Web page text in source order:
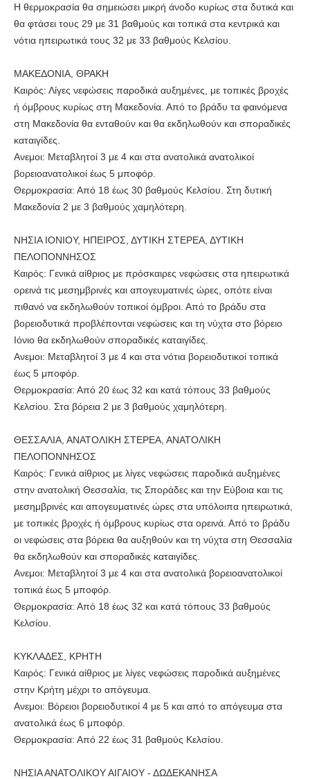
Η θερμοκρασία θα σημειώσει μικρή άνοδο κυρίως στα δυτικά και
θα φτάσει τους 29 με 31 βαθμούς και τοπικά στα κεντρικά και
νότια ηπειρωτικά τους 32 με 33 βαθμούς Κελσίου.
ΜΑΚΕΔΟΝΙΑ, ΘΡΑΚΗ
Καιρός: Λίγες νεφώσεις παροδικά αυξημένες, με τοπικές βροχές
ή όμβρους κυρίως στη Μακεδονία. Από το βράδυ τα φαινόμενα
στη Μακεδονία θα ενταθούν και θα εκδηλωθούν και σποραδικές
καταιγίδες.
Ανεμοι: Μεταβλητοί 3 με 4 και στα ανατολικά ανατολικοί
βορειοανατολικοί έως 5 μποφόρ.
Θερμοκρασία: Από 18 έως 30 βαθμούς Κελσίου. Στη δυτική
Μακεδονία 2 με 3 βαθμούς χαμηλότερη.
ΝΗΣΙΑ ΙΟΝΙΟΥ, ΗΠΕΙΡΟΣ, ΔΥΤΙΚΗ ΣΤΕΡΕΑ, ΔΥΤΙΚΗ
ΠΕΛΟΠΟΝΝΗΣΟΣ
Καιρός: Γενικά αίθριος με πρόσκαιρες νεφώσεις στα ηπειρωτικά
ορεινά τις μεσημβρινές και απογευματινές ώρες, οπότε είναι
πιθανό να εκδηλωθούν τοπικοί όμβροι. Από το βράδυ στα
βορειοδυτικά προβλέπονται νεφώσεις και τη νύχτα στο βόρειο
Ιόνιο θα εκδηλωθούν σποραδικές καταιγίδες.
Ανεμοι: Μεταβλητοί 3 με 4 και στα νότια βορειοδυτικοί τοπικά
έως 5 μποφόρ.
Θερμοκρασία: Από 20 έως 32 και κατά τόπους 33 βαθμούς
Κελσίου. Στα βόρεια 2 με 3 βαθμούς χαμηλότερη.
ΘΕΣΣΑΛΙΑ, ΑΝΑΤΟΛΙΚΗ ΣΤΕΡΕΑ, ΑΝΑΤΟΛΙΚΗ
ΠΕΛΟΠΟΝΝΗΣΟΣ
Καιρός: Γενικά αίθριος με λίγες νεφώσεις παροδικά αυξημένες
στην ανατολική Θεσσαλία, τις Σποράδες και την Εύβοια και τις
μεσημβρινές και απογευματινές ώρες στα υπόλοιπα ηπειρωτικά,
με τοπικές βροχές ή όμβρους κυρίως στα ορεινά. Από το βράδυ
οι νεφώσεις στα βόρεια θα αυξηθούν και τη νύχτα στη Θεσσαλία
θα εκδηλωθούν και σποραδικές καταιγίδες.
Ανεμοι: Μεταβλητοί 3 με 4 και στα ανατολικά βορειοανατολικοί
τοπικά έως 5 μποφόρ.
Θερμοκρασία: Από 18 έως 32 και κατά τόπους 33 βαθμούς
Κελσίου.
ΚΥΚΛΑΔΕΣ, ΚΡΗΤΗ
Καιρός: Γενικά αίθριος με λίγες νεφώσεις παροδικά αυξημένες
στην Κρήτη μέχρι το απόγευμα.
Ανεμοι: Βόρειοι βορειοδυτικοί 4 με 5 και από το απόγευμα στα
ανατολικά έως 6 μποφόρ.
Θερμοκρασία: Από 22 έως 31 βαθμούς Κελσίου.
ΝΗΣΙΑ ΑΝΑΤΟΛΙΚΟΥ ΑΙΓΑΙΟΥ - ΔΩΔΕΚΑΝΗΣΑ